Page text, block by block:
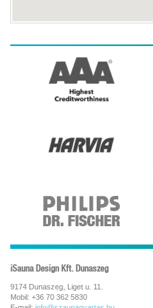
iSauna Design Kft. Dunaszeg
9174 Dunaszeg, Liget u. 11.
Mobil: +36 70 362 5830